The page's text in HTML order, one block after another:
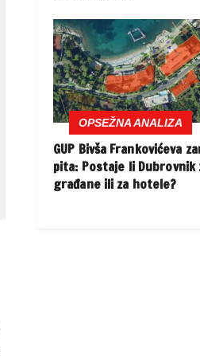
OPSEŽNA ANALIZA
GUP Bivša Frankovićeva
pita: Postaje li Dubrovnik
građane ili za hotele?